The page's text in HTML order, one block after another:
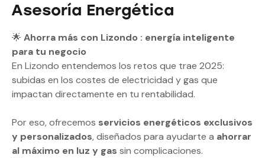
Asesoría Energética
🌟 Ahorra más con Lizondo : energía inteligente
para tu negocio
En Lizondo entendemos los retos que trae 2025:
subidas en los costes de electricidad y gas que
impactan directamente en tu rentabilidad.
Por eso, ofrecemos servicios energéticos exclusivos
y personalizados, diseñados para ayudarte a ahorrar
al máximo en luz y gas sin complicaciones.